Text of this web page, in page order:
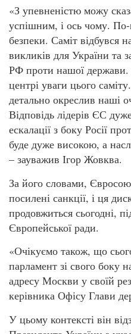
«З упевненістю можу
успішним, і ось чому.
безпеки. Саміт відбувся
викликів для України та
РФ проти нашої держави.
центрі уваги цього
детально окреслив наші
Відповідь лідерів ЄС
ескалації з боку Росії
буде дуже високою, а
– зауважив Ігор Жовква.
За його словами,
посилені санкції, і ця
продовжиться сьогодні,
Європейської ради.
«Очікуємо також, що
парламент зі свого боку
адресу Москви у своїй
керівника Офісу Глави
У цьому контексті він